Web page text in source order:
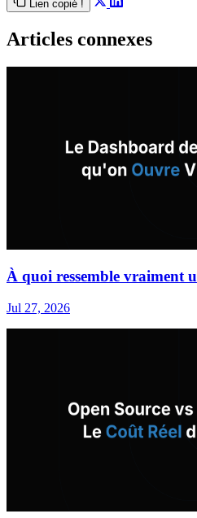
Lien copié !
Articles connexes
À quoi ressemble vraiment
Jul 27, 2026